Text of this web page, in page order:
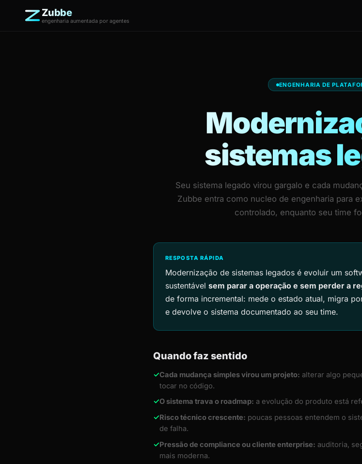
Zubbe
engenharia aumentada por agentes
ENGENHARIA DE
sistemas
Seu sistema legado virou gargalo e cada
Zubbe entra como nucleo de engenharia para
controlado, enquanto seu time
RESPOSTA RÁPIDA
Modernização de sistemas legados é evoluir um
sustentável sem parar a operação e sem perder a
de forma incremental: mede o estado atual, migra
e devolve o sistema documentado ao seu time.
Quando faz sentido
✓Cada mudança simples virou um projeto: alterar algo
tocar no código.
✓O sistema trava o roadmap: a evolução do produto está
✓Risco técnico crescente: poucas pessoas entendem o
de falha.
✓Pressão de compliance ou cliente enterprise: auditoria,
mais moderna.